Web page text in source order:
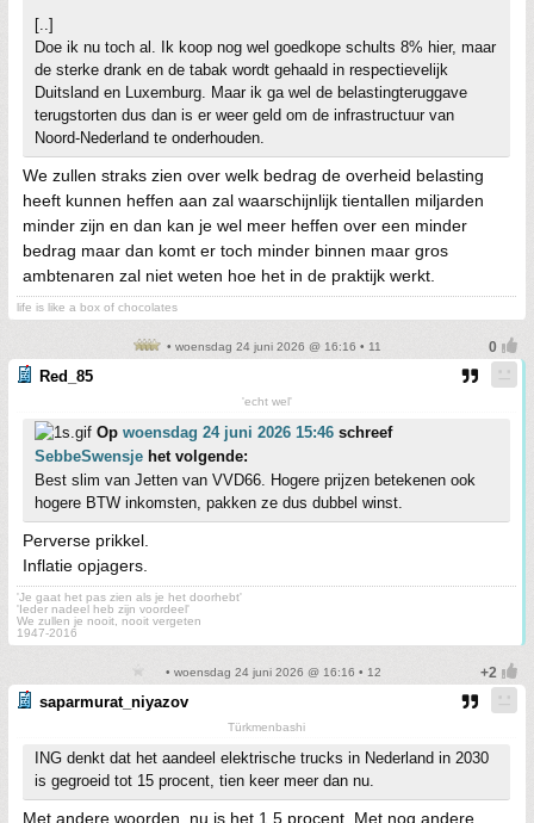
[..]
Doe ik nu toch al. Ik koop nog wel goedkope schults 8% hier, maar
de sterke drank en de tabak wordt gehaald in respectievelijk
Duitsland en Luxemburg. Maar ik ga wel de belastingteruggave
terugstorten dus dan is er weer geld om de infrastructuur van
Noord-Nederland te onderhouden.
We zullen straks zien over welk bedrag de overheid belasting
heeft kunnen heffen aan zal waarschijnlijk tientallen miljarden
minder zijn en dan kan je wel meer heffen over een minder
bedrag maar dan komt er toch minder binnen maar gros
ambtenaren zal niet weten hoe het in de praktijk werkt.
life is like a box of chocolates
• woensdag 24 juni 2026 @ 16:16 • 11
Red_85
'echt wel'
Op woensdag 24 juni 2026 15:46 schreef
SebbeSwensje het volgende:
Best slim van Jetten van VVD66. Hogere prijzen betekenen ook
hogere BTW inkomsten, pakken ze dus dubbel winst.
Perverse prikkel.
Inflatie opjagers.
'Je gaat het pas zien als je het doorhebt'
'Ieder nadeel heb zijn voordeel'
We zullen je nooit, nooit vergeten
1947-2016
• woensdag 24 juni 2026 @ 16:16 • 12
saparmurat_niyazov
Türkmenbashi
ING denkt dat het aandeel elektrische trucks in Nederland in 2030
is gegroeid tot 15 procent, tien keer meer dan nu.
Met andere woorden, nu is het 1,5 procent. Met nog andere